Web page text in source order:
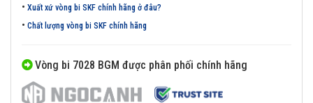
• Xuất xứ vòng bi SKF chính hãng ở đâu?
• Chất lượng vòng bi SKF chính hãng
Vòng bi 7028 BGM được phân phối chính hãng